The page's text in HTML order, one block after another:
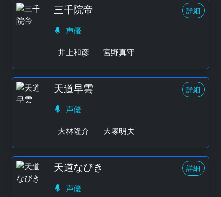
三千院帝 詳細
声優
井上和彦
宮野真守
天道早雲 詳細
声優
大林隆介
大塚明夫
天道なびき 詳細
声優